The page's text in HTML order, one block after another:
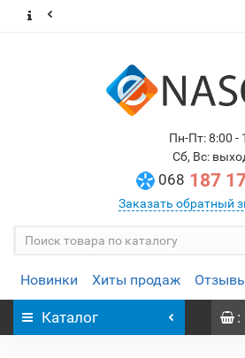
Пн-Пт: 8:00 -
Сб, Вс:
068 187
Заказать обратный
Новинки Хиты продаж
Каталог :